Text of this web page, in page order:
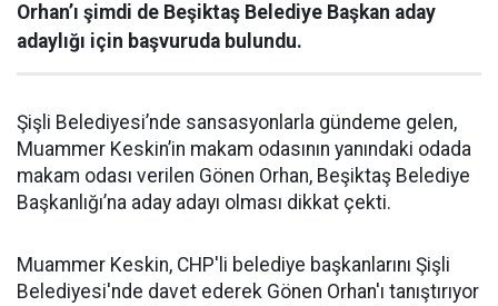
Orhan’ı şimdi de Beşiktaş Belediye Başkan aday
adaylığı için başvuruda bulundu.
Şişli Belediyesi’nde sansasyonlarla gündeme gelen,
Muammer Keskin’in makam odasının yanındaki odada
makam odası verilen Gönen Orhan, Beşiktaş Belediye
Başkanlığı’na aday adayı olması dikkat çekti.
Muammer Keskin, CHP'li belediye başkanlarını Şişli
Belediyesi'nde davet ederek Gönen Orhan'ı tanıştırıyor